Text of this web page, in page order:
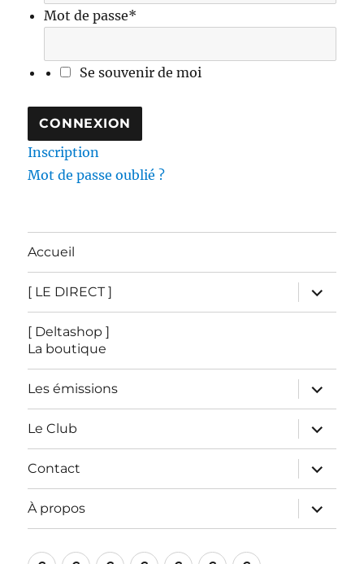
Mot de passe*
Se souvenir de moi
Inscription
Mot de passe oublié ?
Accueil
[ LE DIRECT ]
ouvrir
le
sous-
[ Deltashop ]
La boutique
Les émissions
ouvrir
le
sous-
menu
Le Club
ouvrir
le
sous-
menu
Contact
ouvrir
le
sous-
menu
À propos
ouvrir
le
sous-